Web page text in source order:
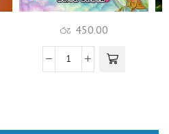
රු 450.00